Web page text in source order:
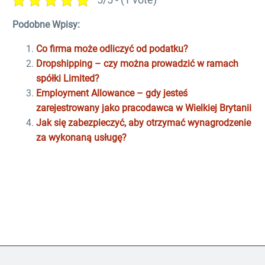
Podobne Wpisy:
Co firma może odliczyć od podatku?
Dropshipping – czy można prowadzić w ramach
spółki Limited?
Employment Allowance – gdy jesteś
zarejestrowany jako pracodawca w Wielkiej Brytanii
Jak się zabezpieczyć, aby otrzymać wynagrodzenie
za wykonaną usługę?